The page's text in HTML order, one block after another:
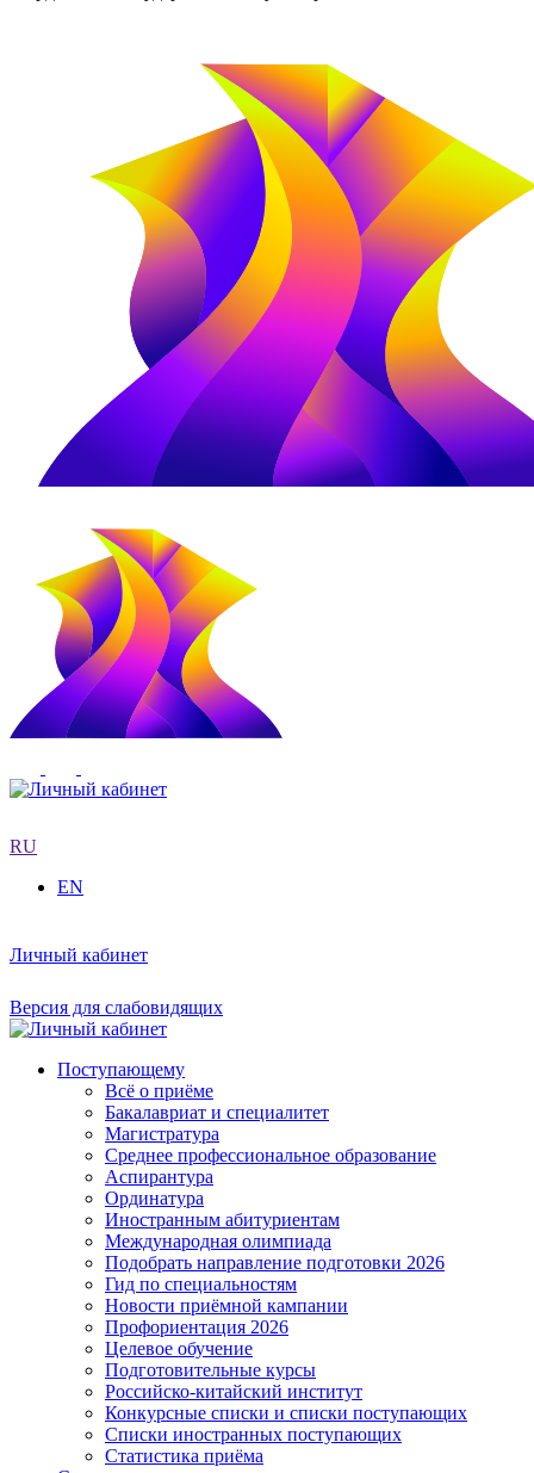
RU
EN
Личный кабинет
Версия для слабовидящих
Поступающему
Всё о приёме
Бакалавриат и специалитет
Магистратура
Среднее профессиональное образование
Аспирантура
Ординатура
Иностранным абитуриентам
Международная олимпиада
Подобрать направление подготовки 2026
Гид по специальностям
Новости приёмной кампании
Профориентация 2026
Целевое обучение
Подготовительные курсы
Российско-китайский институт
Конкурсные списки и списки поступающих
Списки иностранных поступающих
Статистика приёма